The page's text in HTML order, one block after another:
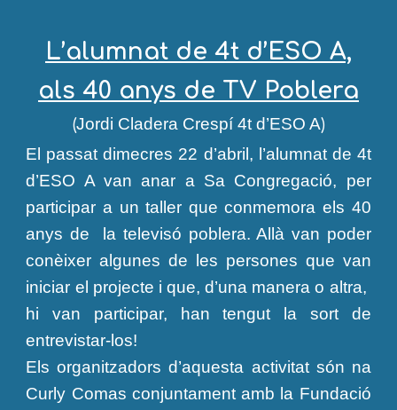
L’alumnat de 4t d’ESO A,
als 40 anys de TV Poblera
(Jordi Cladera Crespí 4t d’ESO A)
El passat dimecres 22 d’abril, l’alumnat de 4t
d’ESO A van anar a Sa Congregació, per
participar a un taller que conmemora els 40
anys de la televisó poblera. Allà van poder
conèixer algunes de les persones que van
iniciar el projecte i que, d’una manera o altra,
hi van participar, han tengut la sort de
entrevistar-los!
Els organitzadors d’aquesta activitat són na
Curly Comas conjuntament amb la Fundació